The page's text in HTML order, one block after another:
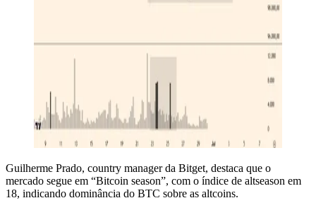
Guilherme Prado, country manager da Bitget, destaca que o
mercado segue em “Bitcoin season”, com o índice de altseason em
18, indicando dominância do BTC sobre as altcoins.